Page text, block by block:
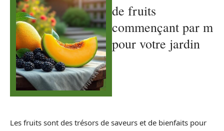
de fruits
commençant par m
pour votre jardin
Les fruits sont des trésors de saveurs et de bienfaits pour